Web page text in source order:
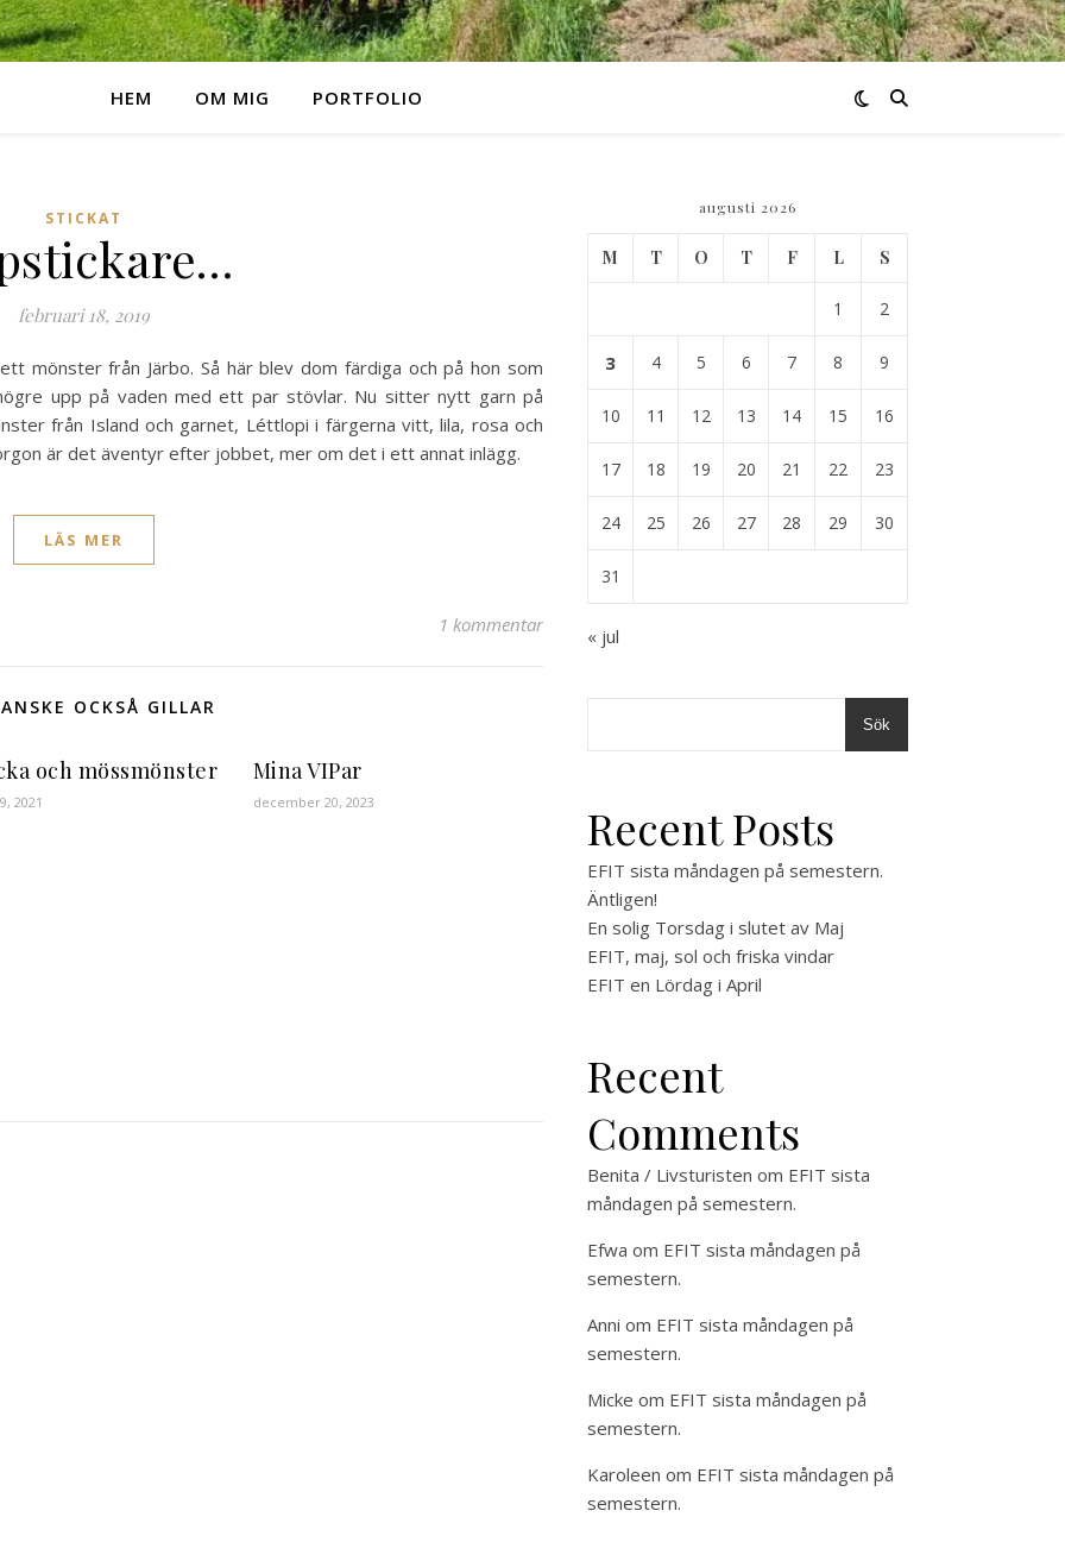
HEM OM MIG PORTFOLIO
STICKAT
februari 18, 2019
mönster från Järbo. Så här blev dom färdiga och på hon som
upp på vaden med ett par stövlar. Nu sitter nytt garn på
från Island och garnet, Léttlopi i färgerna vitt, lila, rosa och
är det äventyr efter jobbet, mer om det i ett annat inlägg.
LÄS MER
1 kommentar
OCKSÅ GILLAR
och mössmönster
2021
Mina VIPar
december 20, 2023
augusti 2026
M T O T F L S
1 2
3 4 5 6 7 8 9
10 11 12 13 14 15 16
17 18 19 20 21 22 23
24 25 26 27 28 29 30
31
« jul
Sök
Recent Posts
EFIT sista måndagen på semestern.
Äntligen!
En solig Torsdag i slutet av Maj
EFIT, maj, sol och friska vindar
EFIT en Lördag i April
Recent
Comments
Benita / Livsturisten om EFIT sista
måndagen på semestern.
Efwa om EFIT sista måndagen på
semestern.
Anni om EFIT sista måndagen på
semestern.
Micke om EFIT sista måndagen på
semestern.
Karoleen om EFIT sista måndagen på
semestern.